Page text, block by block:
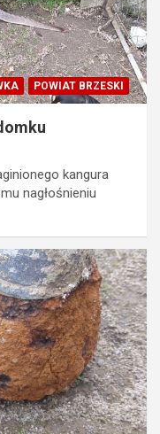
POWIAT BRZESKI
kangura
nagłośnieniu